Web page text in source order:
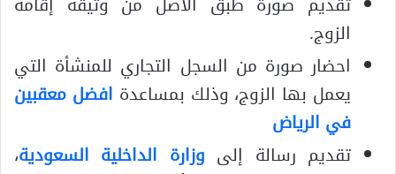
الزوج.
احضار صورة من السجل التجاري للمنشأة التي
يعمل بها الزوج، وذلك بمساعدة افضل معقبين
في الرياض
تقديم رسالة إلى وزارة الداخلية السعودية،